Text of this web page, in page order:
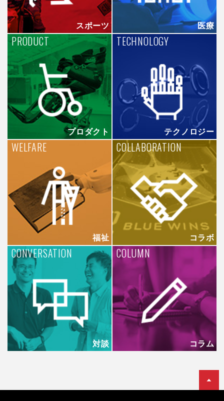
スポーツ 医療
プロダクト
PRODUCT
テクノロジー
TECHNOLOGY
福祉
WELFARE
コラボ
COLLABORATION
対談
CONVERSATION
コラム
COLUMN